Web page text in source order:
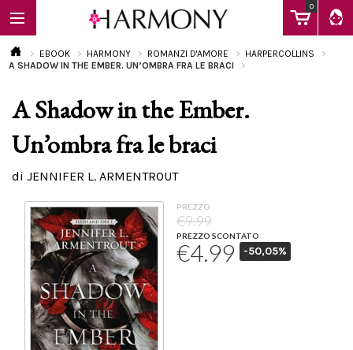
0
EBOOK
Calendario
EBOOK HARMONY ROMANZI D'AMORE
HARPERCOLLINS
A SHADOW IN THE EMBER. UN’OMBRA FRA LE BRACI
A Shadow in the Ember.
Un’ombra fra le braci
di JENNIFER L. ARMENTROUT
PREZZO
€9.99
PREZZO SCONTATO
€4.99 -50,05%